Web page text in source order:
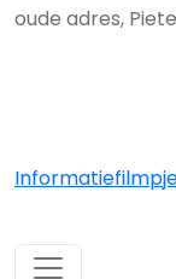
oude adres,